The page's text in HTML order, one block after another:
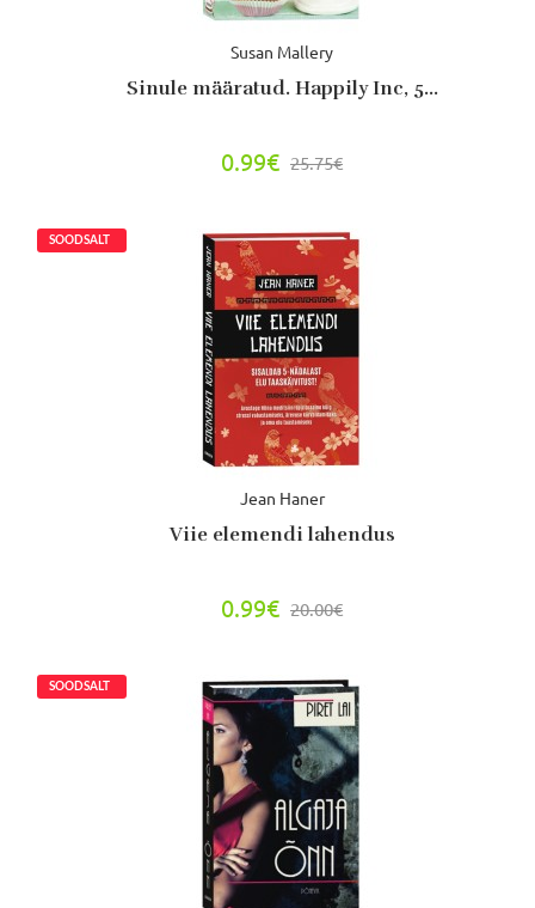
Susan Mallery
Sinule määratud. Happily Inc, 5...
0.99€ 25.75€
Jean Haner
Viie elemendi lahendus
0.99€ 20.00€